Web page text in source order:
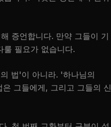
증언합니다. 만약 그들이 기
필요가 없습니다.
법'이 아니라. '하나님의
그들에게, 그리고 그들의 신